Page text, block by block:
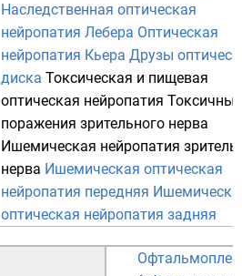
Наследственная оптическая
нейропатия Лебера Оптическая
нейропатия Кьера Друзы
диска Токсическая и пищевая
оптическая нейропатия Токсичные
поражения зрительного нерва
Ишемическая нейропатия
нерва Ишемическая оптическая
нейропатия передняя
оптическая нейропатия задняя